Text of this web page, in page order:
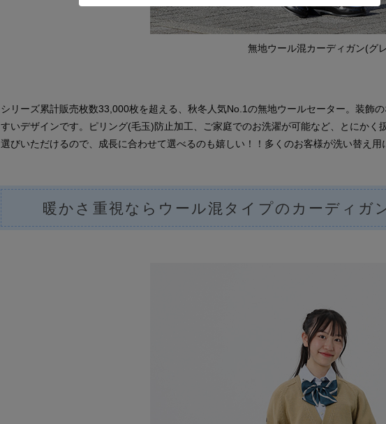
無地ウール混カーディガン(グ
シリーズ累計販売枚数33,000枚を超える、秋冬人気No.1の無地ウールセーター。装飾
すいデザインです。ピリング(毛玉)防止加工、ご家庭でのお洗濯が可能など、とにか
選びいただけるので、成長に合わせて選べるのも嬉しい！！多くのお客様が洗い替え
暖かさ重視ならウール混タイプのカーディ